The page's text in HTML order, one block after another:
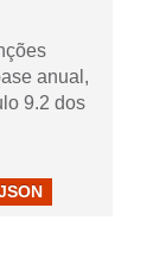
anual,
9.2 dos